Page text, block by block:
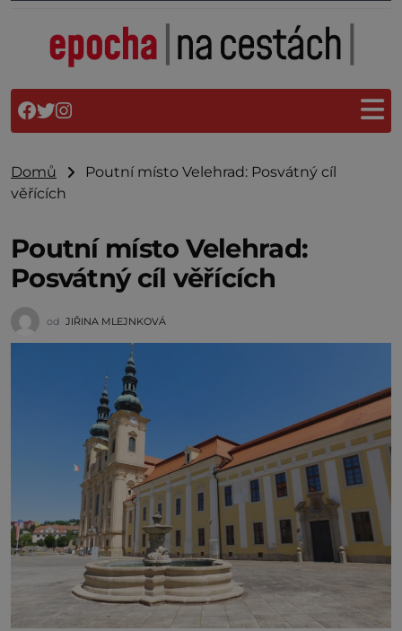
Domů
Poutní místo Velehrad: Posvátný cíl
věřících
Poutní místo Velehrad:
Posvátný cíl věřících
od JIŘINA MLEJNKOVÁ